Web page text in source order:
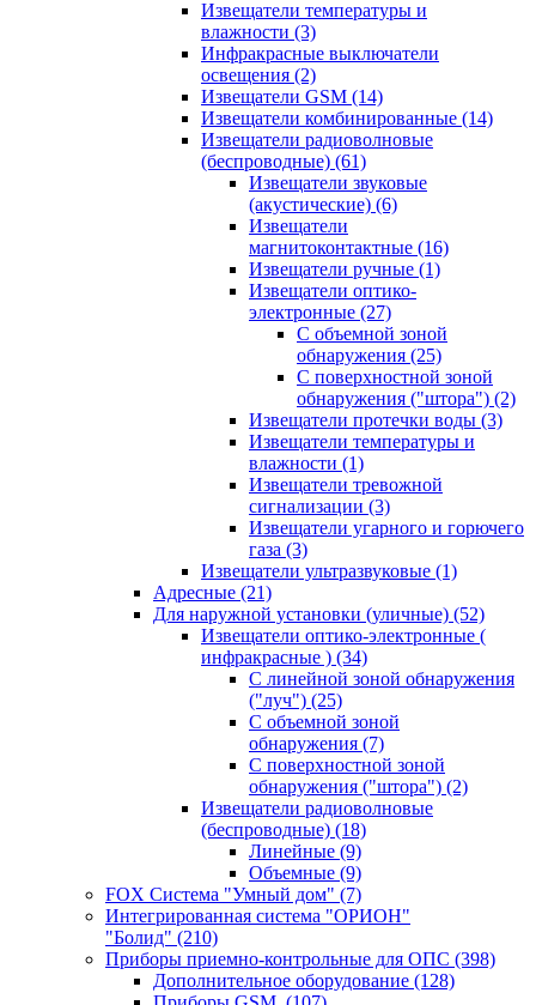
Извещатели температуры и
влажности (3)
Инфракрасные выключатели
освещения (2)
Извещатели GSM (14)
Извещатели комбинированные (14)
Извещатели радиоволновые
(беспроводные) (61)
Извещатели звуковые
(акустические) (6)
Извещатели
магнитоконтактные (16)
Извещатели ручные (1)
Извещатели оптико-
электронные (27)
С объемной зоной
обнаружения (25)
С поверхностной зоной
обнаружения ("штора") (2)
Извещатели протечки воды (3)
Извещатели температуры и
влажности (1)
Извещатели тревожной
сигнализации (3)
Извещатели угарного и горючего
газа (3)
Извещатели ультразвуковые (1)
Адресные (21)
Для наружной установки (уличные) (52)
Извещатели оптико-электронные (
инфракрасные ) (34)
С линейной зоной обнаружения
("луч") (25)
С объемной зоной
обнаружения (7)
С поверхностной зоной
обнаружения ("штора") (2)
Извещатели радиоволновые
(беспроводные) (18)
Линейные (9)
Объемные (9)
FOX Система "Умный дом" (7)
Интегрированная система "ОРИОН"
"Болид" (210)
Приборы приемно-контрольные для ОПС (398)
Дополнительное оборудование (128)